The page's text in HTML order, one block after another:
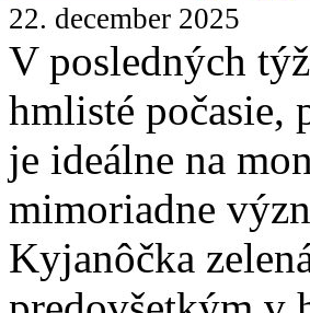
22. december 2025
V posledných
hmlisté počasie,
je ideálne na
mimoriadne
Kyjanôčka